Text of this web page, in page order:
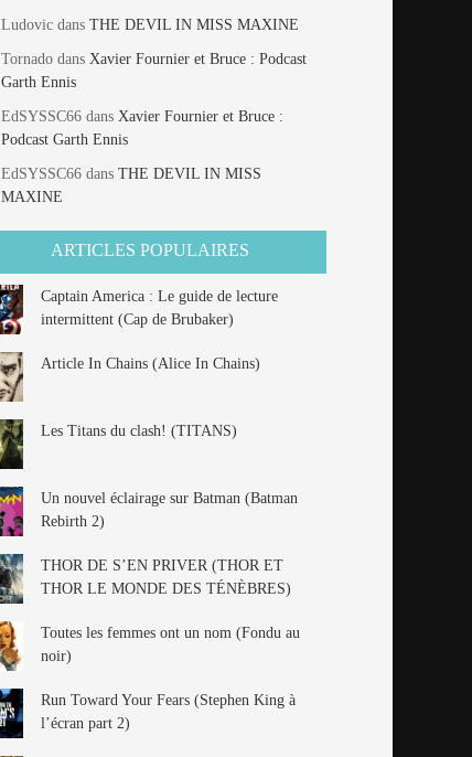
Ludovic dansTHE DEVIL IN MISS MAXINE
Tornado dansXavier Fournier et Bruce : Podcast
Garth Ennis
EdSYSSC66 dansXavier Fournier et Bruce :
Podcast Garth Ennis
EdSYSSC66 dansTHE DEVIL IN MISS
MAXINE
ARTICLES POPULAIRES
Captain America : Le guide de lecture
intermittent (Cap de Brubaker)
Article In Chains (Alice In Chains)
Les Titans du clash! (TITANS)
Un nouvel éclairage sur Batman (Batman
Rebirth 2)
THOR DE S’EN PRIVER (THOR ET
THOR LE MONDE DES TÉNÈBRES)
Toutes les femmes ont un nom (Fondu au
noir)
Run Toward Your Fears (Stephen King à
l’écran part 2)